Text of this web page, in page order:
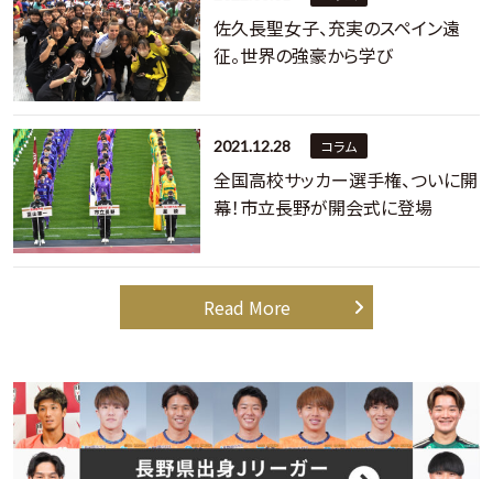
佐久長聖女子、充実のスペイン遠
征。世界の強豪から学び
2021.12.28 コラム
全国高校サッカー選手権、ついに開
幕！市立長野が開会式に登場
Read More